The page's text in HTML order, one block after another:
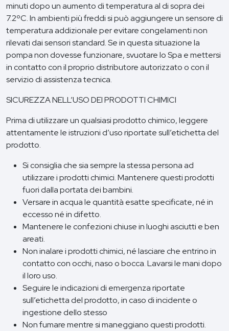
minuti dopo un aumento di temperatura al di sopra dei
7.2ºC. In ambienti più freddi si può aggiungere un sensore di
temperatura addizionale per evitare congelamenti non
rilevati dai sensori standard. Se in questa situazione la
pompa non dovesse funzionare, svuotare lo Spa e mettersi
in contatto con il proprio distributore autorizzato o con il
servizio di assistenza tecnica.
SICUREZZA NELL’USO DEI PRODOTTI CHIMICI
Prima di utilizzare un qualsiasi prodotto chimico, leggere
attentamente le istruzioni d’uso riportate sull’etichetta del
prodotto.
Si consiglia che sia sempre la stessa persona ad
utilizzare i prodotti chimici. Mantenere questi prodotti
fuori dalla portata dei bambini.
Versare in acqua le quantità esatte specificate, né in
eccesso né in difetto.
Mantenere le confezioni chiuse in luoghi asciutti e ben
areati.
Non inalare i prodotti chimici, né lasciare che entrino in
contatto con occhi, naso o bocca. Lavarsi le mani dopo
il loro uso.
Seguire le indicazioni di emergenza riportate
sull’etichetta del prodotto, in caso di incidente o
ingestione dello stesso
Non fumare mentre si maneggiano questi prodotti.